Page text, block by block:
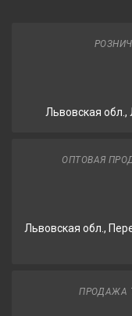
Львовская
ОПТОВАЯ
Львовская обл.,
ПРОДАЖА